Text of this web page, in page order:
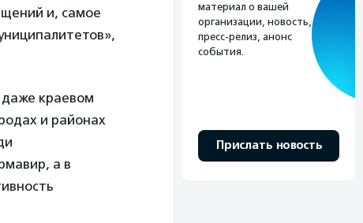
и, самое
краевом
и районах
а в
материал о вашей
организации, новость,
пресс-релиз, анонс
события.
Прислать новость